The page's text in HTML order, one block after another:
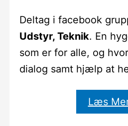
Deltag i facebook
Udstyr, Teknik. En
som er for alle, og
dialog samt hjælp at
Læs